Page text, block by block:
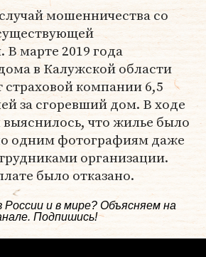
мошенничества со
марте 2019 года
в Калужской области
страховой компании 6,5
за сгоревший дом. В ходе
что жилье было
одним фотографиям даже
организации.
было отказано.
и в мире? Объясняем на
. Подпишись!